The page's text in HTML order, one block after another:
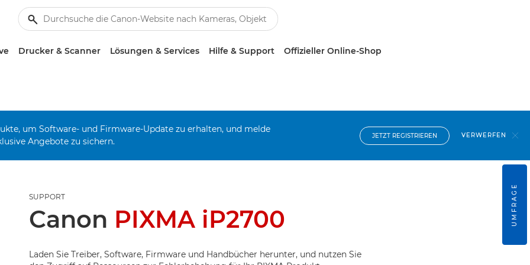
Drucker & Scanner Lösungen & Services Hilfe & Support Offizieller Online-Shop
um Software- und Firmware-Update zu erhalten, und melde
Angebote zu sichern.
JETZT REGISTRIEREN VERWERFEN
SUPPORT
Canon PIXMA iP2700
Laden Sie Treiber, Software, Firmware und Handbücher herunter, und nutzen Sie
UMFRAGE